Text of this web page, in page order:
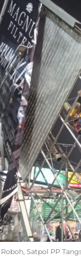
Satpol PP